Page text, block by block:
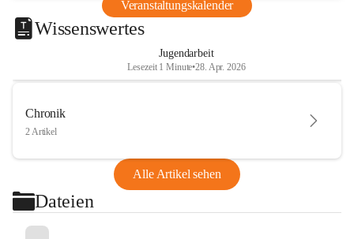
Veranstaltungskalender
Wissenswertes
Jugendarbeit
Lesezeit 1 Minute•28. Apr. 2026
Chronik
2 Artikel
Alle Artikel sehen
Dateien